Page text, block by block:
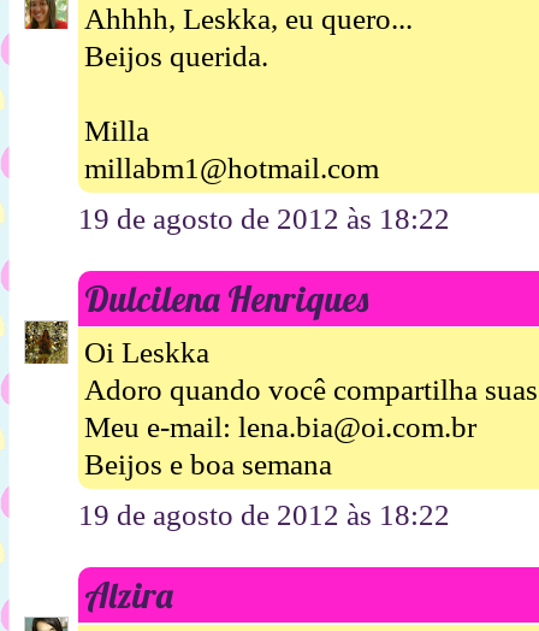
Ahhhh, Leskka, eu quero...
Beijos querida.
Milla
millabm1@hotmail.com
19 de agosto de 2012 às 18:22
Dulcilena Henriques
Oi Leskka
Adoro quando você compartilha
Meu e-mail: lena.bia@oi.com.br
Beijos e boa semana
19 de agosto de 2012 às 18:22
Alzira